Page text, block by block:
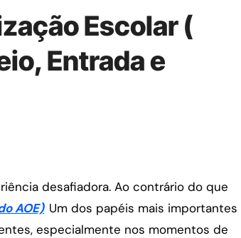
Escolar (
Entrada e
AOE) Um dos papéis mais importantes
especialmente nos momentos de